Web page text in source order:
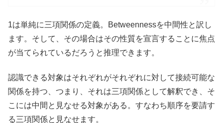
1は単純に三項関係の定義。Betweennessを中間性と訳し
ます。そして、その場合はその性質を宣言することに焦点
が当てられているだろうと推理できます。
認識できる対象はそれぞれがそれぞれに対して接続可能な
関係を持つ、つまり、それは三項関係として解釈でき、そ
こには中間と見なせる対象がある。すなわち順序を要請す
る三項関係と見なせます。